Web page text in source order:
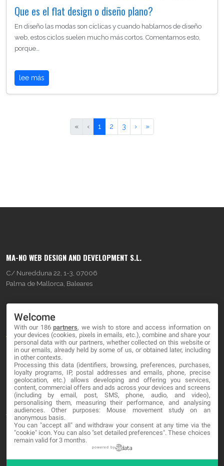
Que es el flat design o diseño plano?
En diseño las modas son cíclicas y cuando hablamos de diseño
web, estos ciclos suelen mucho más cortos. Comentamos esto,
porque…
lee más
« ‹ 1 2 3 › »
MA-NO WEB DESIGN AND DEVELOPMENT S.L.
C/ Nuredduna 22, 1-3, 07006
Palma de Mallorca, Baleares
About
Blog
Contact
LEGAL
Terminos y Condiciones
Política de Privacidad
Welcome
With our 186partners, we wish to store and access information on
your devices (cookies, pixels in emails, etc.), combine and share your
personal data with our partners, whether collected on this website or
in our emails, already held by some of us, or obtained later, including
in other contexts.
Processing this data (identifiers, browsing, preferences, purchases,
loyalty programs, IP, postal addresses and emails, phone, precise
geolocation, etc.) allows developing and offering you services,
content, commercial offers and ads across your devices and screens
(including by email, post, SMS, phone, audio, and video),
personalising them, measuring their performance, and analysing
audiences. Other purposes: Mouse movement study on an
anonymous basis.
You can "accept all" and withdraw your consent at any time via the
"cookie" icon. You can also "set detailed preferences". These choices
remain valid for 3 months.
powered by